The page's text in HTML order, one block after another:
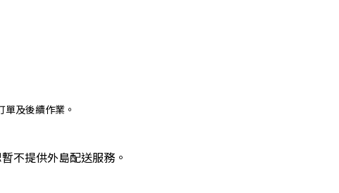
及後續作業。
不提供外島配送服務。